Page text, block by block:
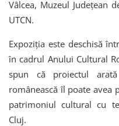
Vâlcea, Muzeul Județean
UTCN.
Expoziția este deschisă
în cadrul Anului Cultural
spun că proiectul
românească îl poate avea
patrimoniul cultural cu
Cluj.